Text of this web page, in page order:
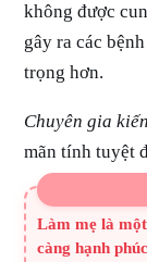
không được
gây ra các
trọng hơn.
Chuyên gia
mãn tính tuyệt
Làm mẹ là
càng hạnh